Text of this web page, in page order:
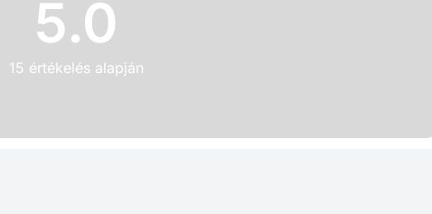
5.0
15 értékelés alapján